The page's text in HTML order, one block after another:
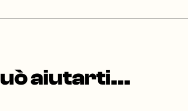
aiutarti...